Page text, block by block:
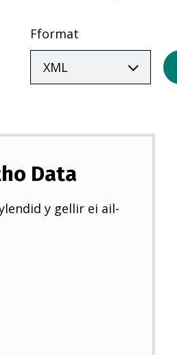
Fformat
Data
y gellir ei ail-